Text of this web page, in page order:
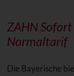
ZAHN
Normaltarif
Die Bayerische